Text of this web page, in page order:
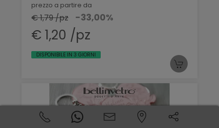
prezzo a partire da
€ 1,79 /pz -33,00%
€ 1,20 /pz
DISPONIBILE IN 3 GIORNI